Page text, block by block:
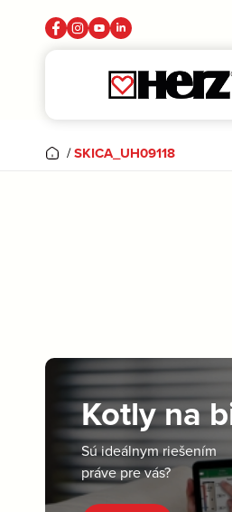
/SKICA_UH09118
Kotly na
Sú ideálnym riešením
práve pre vás?